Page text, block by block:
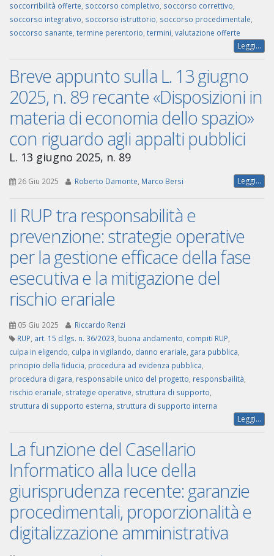
soccorribilità offerte soccorso completivo soccorso correttivo
soccorso integrativo soccorso istruttorio soccorso procedimentale
soccorso sanante termine perentorio termini valutazione offerte
Leggi...
Breve appunto sulla L. 13 giugno
2025, n. 89 recante «Disposizioni in
materia di economia dello spazio»
con riguardo agli appalti pubblici
L. 13 giugno 2025, n. 89
26 Giu 2025 Roberto Damonte Marco Bersi Leggi...
Il RUP tra responsabilità e
prevenzione: strategie operative
per la gestione efficace della fase
esecutiva e la mitigazione del
rischio erariale
05 Giu 2025
Riccardo Renzi
RUP art. 15 d.lgs. n. 36/2023 buona andamento compiti RUP
culpa in eligendo culpa in vigilando danno erariale gara pubblica
principio della fiducia procedura ad evidenza pubblica
procedura di gara responsabile unico del progetto responsbailità
rischio erariale strategie operative struttura di supporto
struttura di supporto esterna struttura di supporto interna
Leggi...
La funzione del Casellario
Informatico alla luce della
giurisprudenza recente: garanzie
procedimentali, proporzionalità e
digitalizzazione amministrativa